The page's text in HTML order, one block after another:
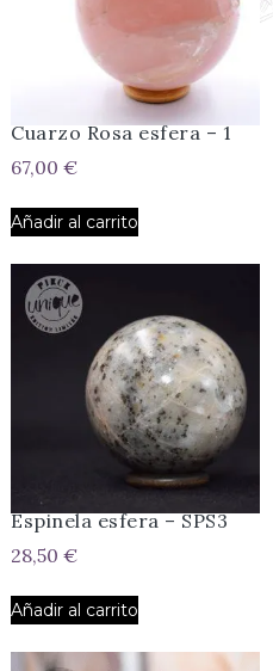
Cuarzo Rosa esfera – 1
67,00 €
Añadir al carrito
Espinela esfera – SPS3
28,50 €
Añadir al carrito